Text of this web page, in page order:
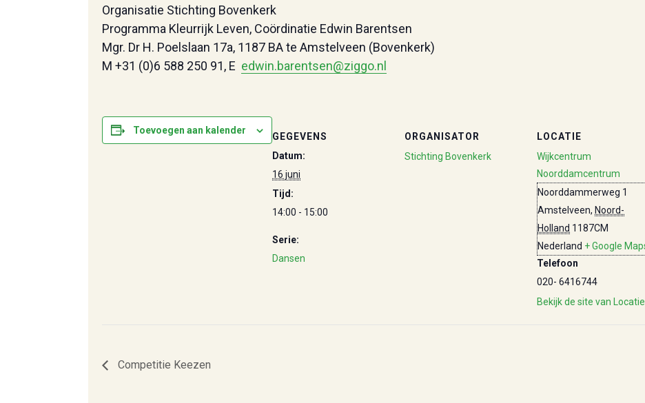
Organisatie Stichting Bovenkerk
Programma Kleurrijk Leven, Coördinatie Edwin Barentsen
Mgr. Dr H. Poelslaan 17a, 1187 BA te Amstelveen (Bovenkerk)
M +31 (0)6 588 250 91, E edwin.barentsen@ziggo.nl
Toevoegen aan kalender
GEGEVENS
Datum:
16 juni
Tijd:
14:00 - 15:00
Serie:
Dansen
ORGANISATOR
Stichting Bovenkerk
LOCATIE
Wijkcentrum
Noorddamcentrum
Noorddammerweg 1
Amstelveen, Noord-
Holland 1187CM
Nederland + Google
Telefoon
020- 6416744
Bekijk de site van Locatie
Competitie Keezen